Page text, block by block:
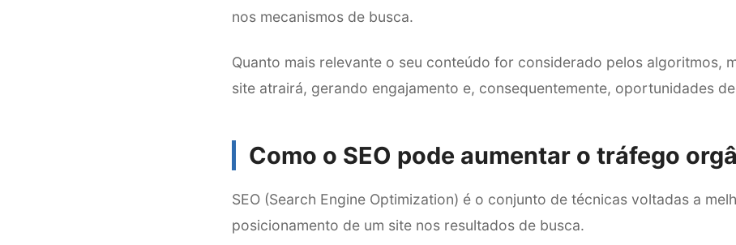
nos mecanismos de busca.
Quanto mais relevante o seu conteúdo for considerado pelos algoritmos,
site atrairá, gerando engajamento e, consequentemente, oportunidades
Como o SEO pode aumentar o tráfego
SEO (Search Engine Optimization) é o conjunto de técnicas voltadas a
posicionamento de um site nos resultados de busca.